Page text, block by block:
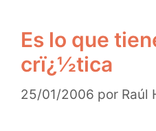
Es lo que
crï¿½tica
25/01/2006 por Raúl